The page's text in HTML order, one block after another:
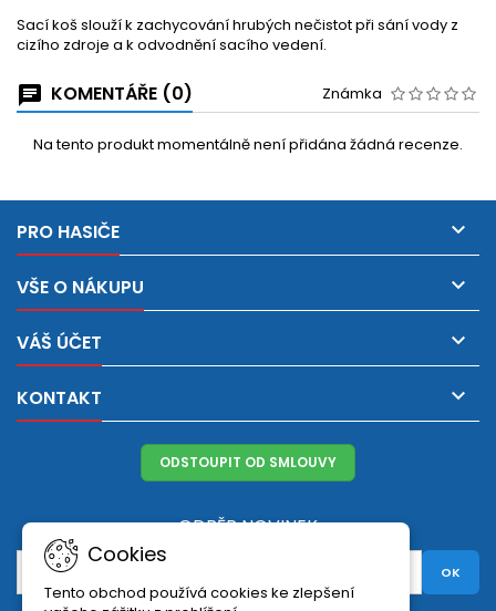
Sací koš slouží k zachycování hrubých nečistot při sání vody z
cizího zdroje a k odvodnění sacího vedení.
KOMENTÁŘE (0) Známka
Na tento produkt momentálně není přidána žádná recenze.
PRO HASIČE 
VŠE O NÁKUPU 
VÁŠ ÚČET 
KONTAKT 
Cookies
Tento obchod používá cookies ke zlepšení
ODSTOUPIT OD SMLOUVY
ODBĚR NOVINEK